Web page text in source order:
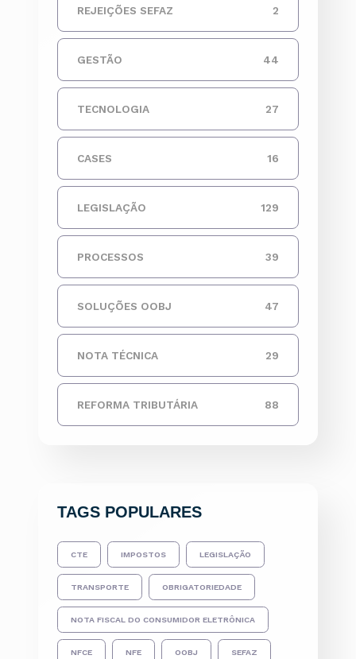
REJEIÇÕES SEFAZ 2
GESTÃO 44
TECNOLOGIA 27
CASES 16
LEGISLAÇÃO 129
PROCESSOS 39
SOLUÇÕES OOBJ 47
NOTA TÉCNICA 29
REFORMA TRIBUTÁRIA 88
TAGS POPULARES
CTE IMPOSTOS LEGISLAÇÃO
TRANSPORTE OBRIGATORIEDADE
NOTA FISCAL DO CONSUMIDOR ELETRÔNICA
NFCE NFE OOBJ SEFAZ